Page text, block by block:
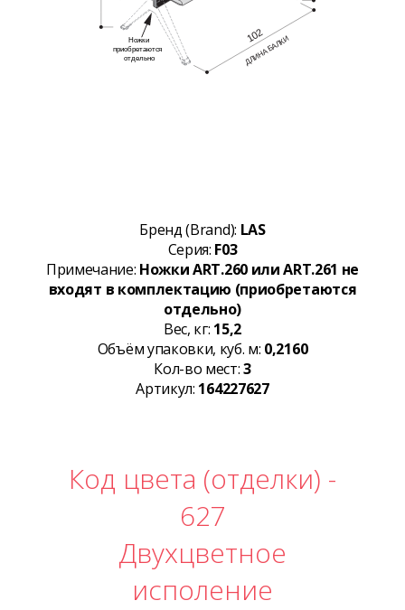
Бренд (Brand): LAS
Серия: F03
Примечание: Ножки ART.260 или ART.261 не
входят в комплектацию (приобретаются
отдельно)
Вес, кг: 15,2
Объём упаковки, куб. м: 0,2160
Кол-во мест:3
Артикул: 164227627
Код цвета (отделки) -
627
Двухцветное
исполение